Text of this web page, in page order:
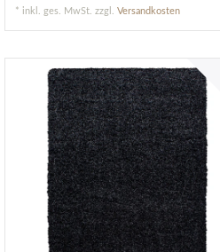
* inkl. ges. MwSt. zzgl. Versandkosten